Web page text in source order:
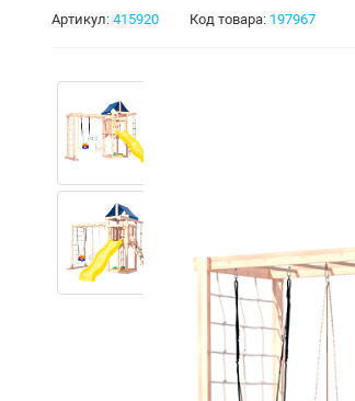
Артикул: 415920 Код товара: 197967